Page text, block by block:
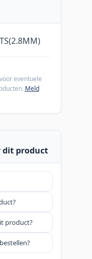
eventuele
Meld
dit product
product?